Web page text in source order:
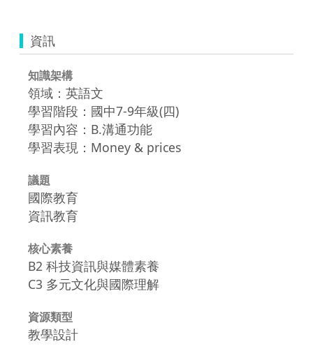
資訊
知識架構
領域：英語文
學習階段：國中7-9年級(四)
學習內容：B.溝通功能
學習表現：Money & prices
議題
國際教育
資訊教育
核心素養
B2 科技資訊與媒體素養
C3 多元文化與國際理解
資源類型
教學設計